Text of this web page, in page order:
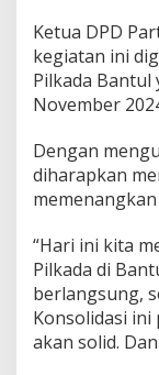
Ketua DPD
kegiatan ini
Pilkada Bantul
November
Dengan
diharapkan
“Hari ini kita
Pilkada di
berlangsung,
Konsolidasi
akan solid.